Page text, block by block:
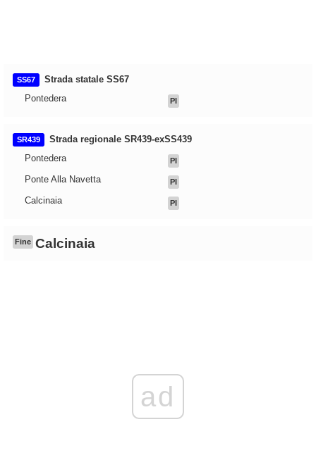
SS67
Strada statale SS67
Pontedera
PI
SR439
Strada regionale SR439-exSS439
Pontedera
PI
Ponte Alla Navetta PI
Calcinaia PI
Fine Calcinaia
ad